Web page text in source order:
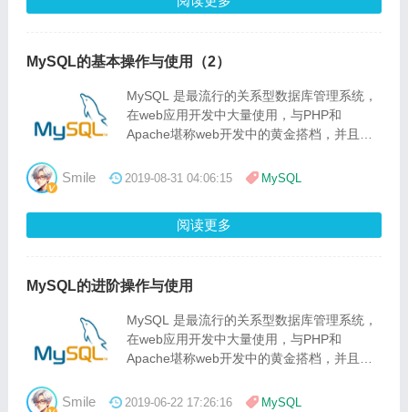
MySQL的基本操作与使用（2）
MySQL 是最流行的关系型数据库管理系统，
在web应用开发中大量使用，与PHP和
Apache堪称web开发中的黄金搭档，并且开
MySQL一些基本操作和使用，让你快速掌握
据库。
Smile 2019-08-31 04:06:15 MySQL
阅读更多
MySQL的进阶操作与使用
MySQL 是最流行的关系型数据库管理系统，
在web应用开发中大量使用，与PHP和
Apache堪称web开发中的黄金搭档，并且开
MySQL的一些进阶操作与使用，使得在开发
Smile 2019-06-22 17:26:16 MySQL